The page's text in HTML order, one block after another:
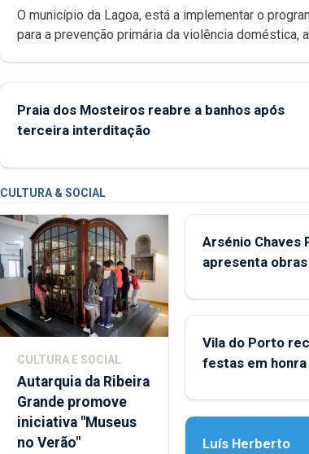
O município da Lagoa, está a implementar o
para a prevenção primária da violência doméstica,
Praia dos Mosteiros reabre a banhos após
terceira interditação
CULTURA & SOCIAL
CULTURA E SOCIAL
Autarquia da Ribeira
Grande promove
iniciativa "Museus
no Verão"
Arsénio Chaves
apresenta obras
Porto
Vila do Porto
festas em honra
Assunção
Luís Herberto